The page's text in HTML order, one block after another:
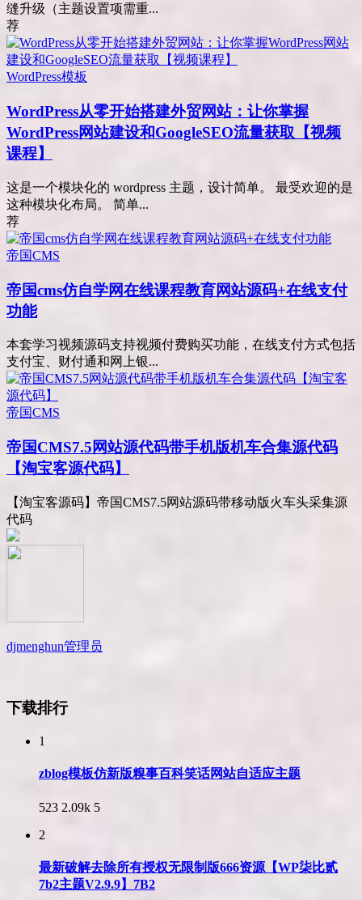
缝升级（主题设置项需重...
荐
WordPress模板
WordPress从零开始搭建外贸网站：让你掌握
WordPress网站建设和GoogleSEO流量获取【视频
课程】
这是一个模块化的 wordpress 主题，设计简单。 最受欢迎的是
这种模块化布局。 简单...
荐
帝国CMS
帝国cms仿自学网在线课程教育网站源码+在线支付
功能
本套学习视频源码支持视频付费购买功能，在线支付方式包括
支付宝、财付通和网上银...
帝国CMS
帝国CMS7.5网站源代码带手机版机车合集源代码
【淘宝客源代码】
【淘宝客源码】帝国CMS7.5网站源码带移动版火车头采集源
代码
djmenghun管理员
下载排行
1
zblog模板仿新版糗事百科笑话网站自适应主题
523 2.09k 5
2
最新破解去除所有授权无限制版666资源【WP柒比贰
7b2主题V2.9.9】7B2